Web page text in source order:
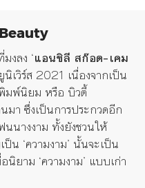
งลง ‘แอนชิลี สก๊อต-เคม
เวิร์ส 2021 เนื่องจากเป็น
พ์นิยม หรือ บิวตี้
มา ซึ่งเป็นการประกวดอีก
นางงาม ทั้งยังชวนให้
น ‘ความงาม’ นั้นจะเป็น
นิยาม ‘ความงาม’ แบบเก่า